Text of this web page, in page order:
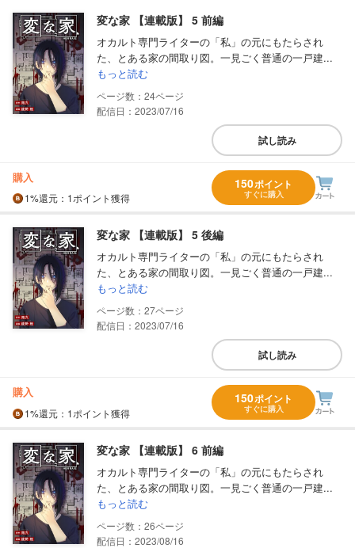
変な家 【連載版】 5 前編
オカルト専門ライターの「私」の元にもたらされ
た、とある家の間取り図。一見ごく普通の一戸建...
もっと読む
24
配信日：2023/07/16
試し読み
購入
1%還元 ：1ポイント獲得
150ポイント
すぐに購入
変な家 【連載版】 5 後編
オカルト専門ライターの「私」の元にもたらされ
た、とある家の間取り図。一見ごく普通の一戸建...
もっと読む
27
配信日：2023/07/16
試し読み
購入
1%還元 ：1ポイント獲得
150ポイント
すぐに購入
変な家 【連載版】 6 前編
オカルト専門ライターの「私」の元にもたらされ
た、とある家の間取り図。一見ごく普通の一戸建...
もっと読む
26
配信日：2023/08/16